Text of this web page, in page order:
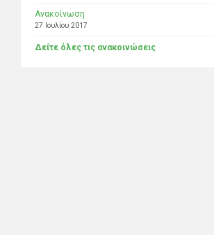
Ανακοίνωση
27 Ιουλίου 2017
Δείτε όλες τις ανακοινώσεις